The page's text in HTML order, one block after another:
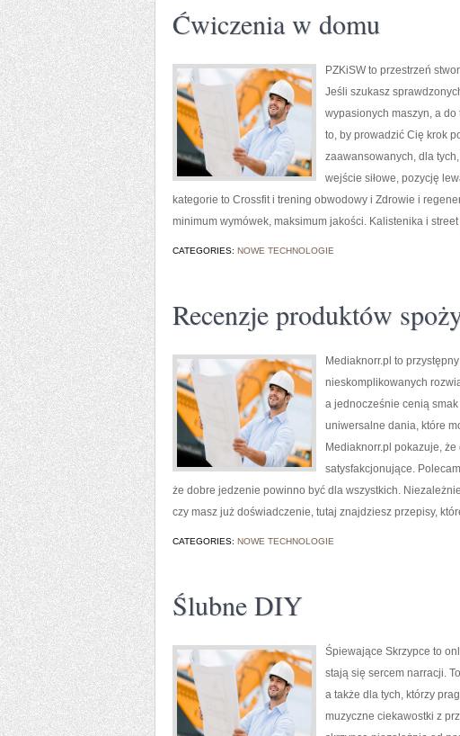
Ćwiczenia w domu
PZKiSW to przestrzeń
Jeśli szukasz
wypasionych maszyn, a do
to, by prowadzić Cię krok
zaawansowanych, dla
wejście siłowe, pozycję
kategorie to Crossfit i trening obwodowy i Zdrowie i
minimum wymówek, maksimum jakości. Kalistenika i street
CATEGORIES: NOWE TECHNOLOGIE
Recenzje produktów
Mediaknorr.pl to
nieskomplikowanych
a jednocześnie cenią
uniwersalne dania, które
Mediaknorr.pl pokazuje,
satysfakcjonujące.
że dobre jedzenie powinno być dla wszystkich.
czy masz już doświadczenie, tutaj znajdziesz przepisy,
CATEGORIES: NOWE TECHNOLOGIE
Ślubne DIY
Śpiewające Skrzypce to
stają się sercem narracji.
a także dla tych, którzy
muzyczne ciekawostki z